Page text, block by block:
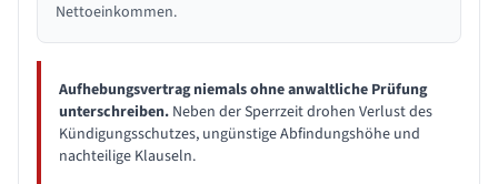
Nettoeinkommen.
Aufhebungsvertrag niemals ohne anwaltliche Prüfung
unterschreiben. Neben der Sperrzeit drohen Verlust des
Kündigungsschutzes, ungünstige Abfindungshöhe und
nachteilige Klauseln.